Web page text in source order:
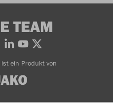
TEAM
ein Produkt von